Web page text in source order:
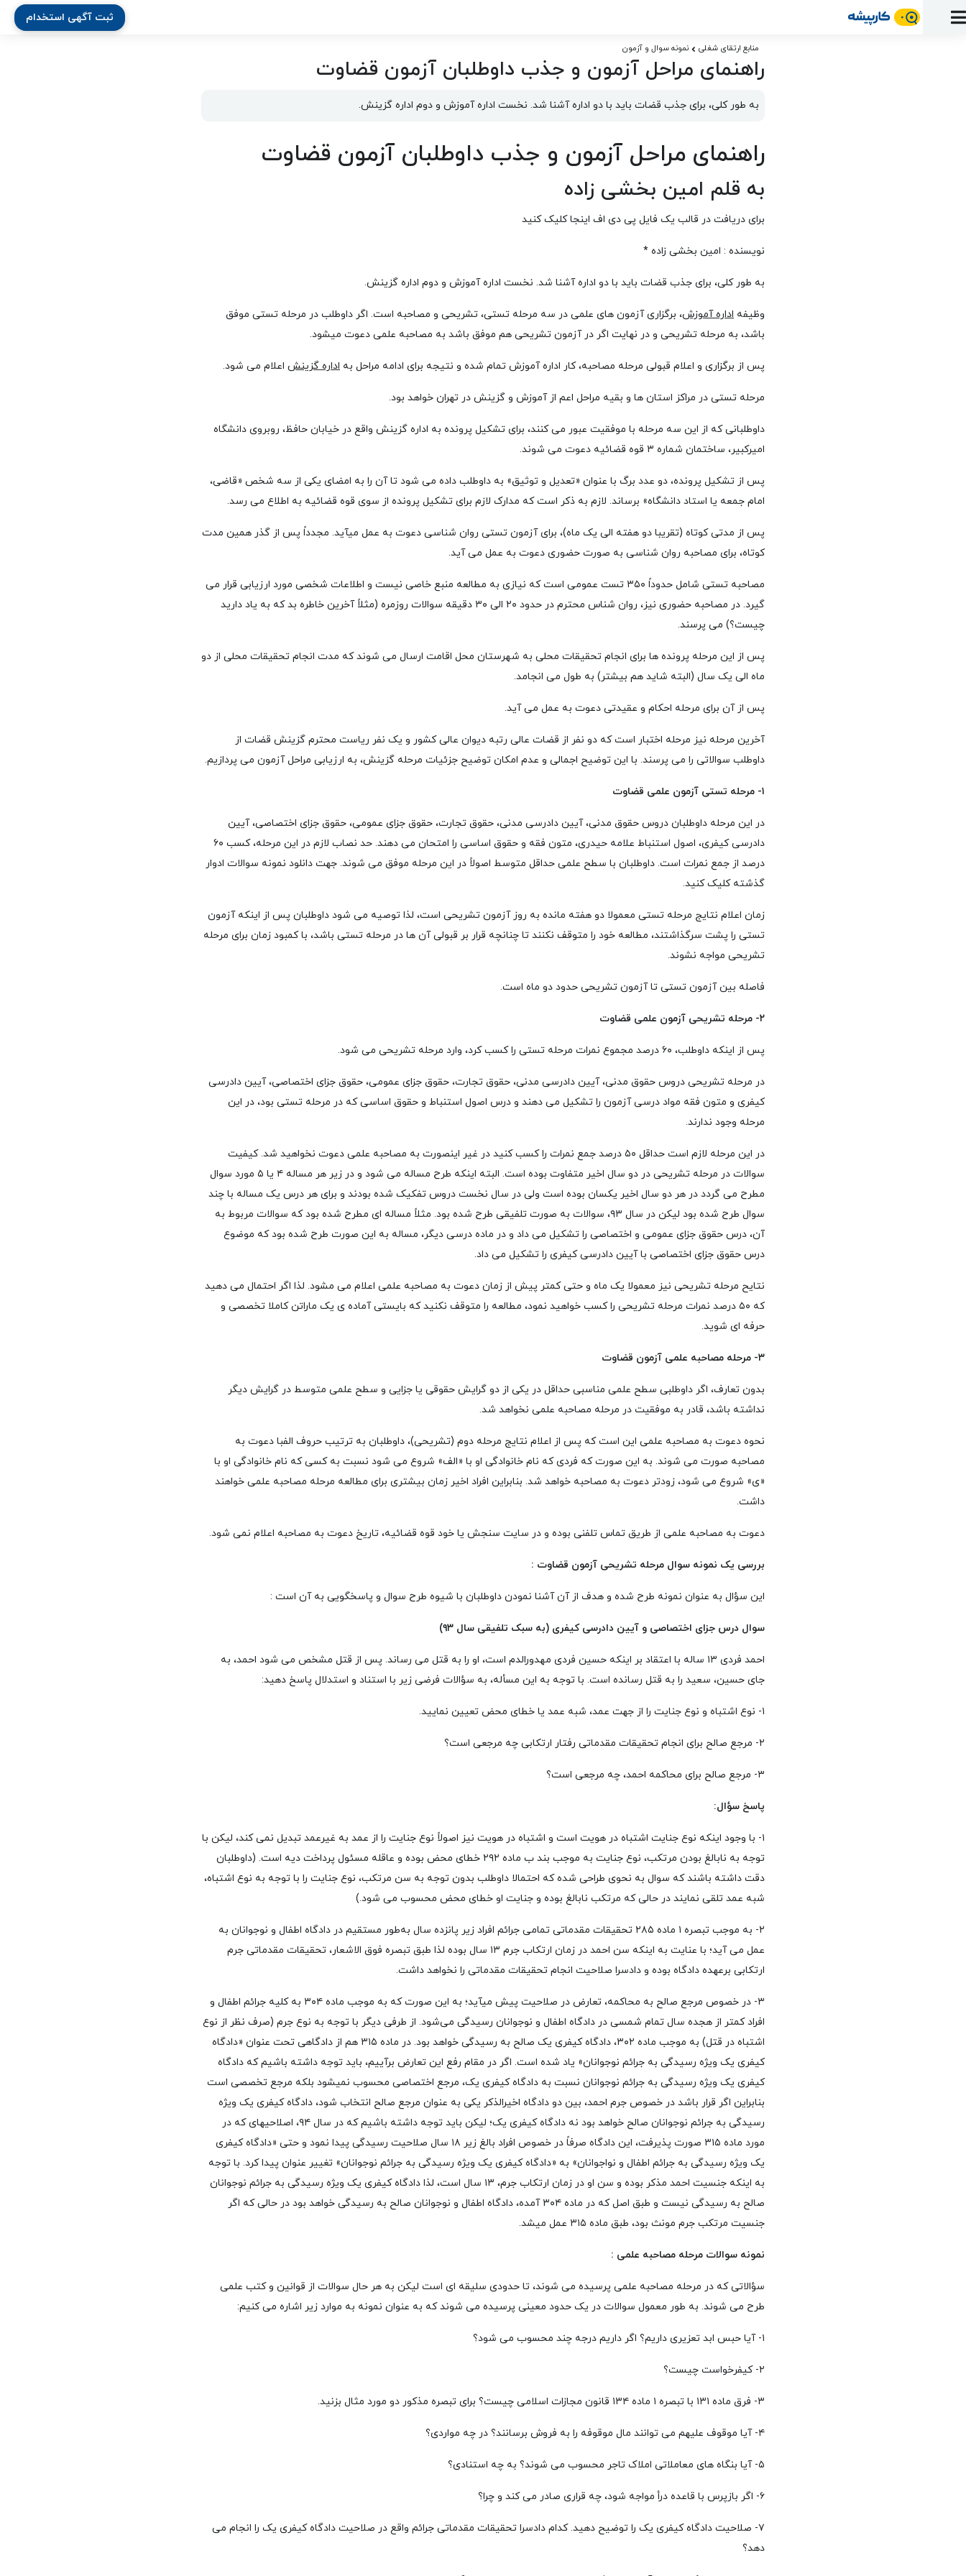
ثبت آگهی استخدام
منابع ارتقای شغلی نمونه سوال و آزمون
راهنمای مراحل آزمون و جذب داوطلبان آزمون قضاوت
به طور کلی، برای جذب قضات باید با دو اداره آشنا شد. نخست اداره آموزش و دوم اداره گزینش.
راهنمای مراحل آزمون و جذب داوطلبان آزمون قضاوت
به قلم امین بخشی زاده
برای دریافت در قالب یک فایل پی دی اف اینجا کلیک کنید
نویسنده : امین بخشی زاده *
به طور کلی، برای جذب قضات باید با دو اداره آشنا شد. نخست اداره آموزش و دوم اداره گزینش.
وظیفه اداره آموزش، برگزاری آزمون های علمی در سه مرحله تستی، تشریحی و مصاحبه است. اگر داوطلب در مرحله تستی موفق
باشد، به مرحله تشریحی و در نهایت اگر در آزمون تشریحی هم موفق باشد به مصاحبه علمی دعوت می­شود.
پس از برگزاری و اعلام قبولی مرحله مصاحبه، کار اداره آموزش تمام شده و نتیجه برای ادامه مراحل به اداره گزینش اعلام می شود.
مرحله تستی در مراکز استان ها و بقیه مراحل اعم از آموزش و گزینش در تهران خواهد بود.
داوطلبانی که از این سه مرحله با موفقیت عبور می کنند، برای تشکیل پرونده به اداره گزینش واقع در خیابان حافظ، روبروی دانشگاه
امیرکبیر، ساختمان شماره ۳ قوه قضائیه دعوت می شوند.
پس از تشکیل پرونده، دو عدد برگ با عنوان «تعدیل و توثیق» به داوطلب داده می شود تا آن را به امضای یکی از سه شخص «قاضی،
امام جمعه یا استاد دانشگاه» برساند. لازم به ذکر است که مدارک لازم برای تشکیل پرونده از سوی قوه قضائیه به اطلاع می رسد.
پس از مدتی کوتاه (تقریبا دو هفته الی یک ماه)، برای آزمون تستی روان شناسی دعوت به عمل می­آید. مجدداً پس از گذر همین مدت
کوتاه، برای مصاحبه روان شناسی به صورت حضوری دعوت به عمل می آید.
مصاحبه تستی شامل حدوداً ۳۵۰ تست عمومی است که نیازی به مطالعه منبع خاصی نیست و اطلاعات شخصی مورد ارزیابی قرار می
گیرد. در مصاحبه حضوری نیز، روان شناس محترم در حدود ۲۰ الی ۳۰ دقیقه سوالات روزمره (مثلاً آخرین خاطره بد که به یاد دارید
چیست؟) می پرسند.
پس از این مرحله پرونده ها برای انجام تحقیقات محلی به شهرستان محل اقامت ارسال می شوند که مدت انجام تحقیقات محلی از دو
ماه الی یک سال (البته شاید هم بیشتر) به طول می انجامد.
پس از آن برای مرحله احکام و عقیدتی دعوت به عمل می آید.
آخرین مرحله نیز مرحله اختبار است که دو نفر از قضات عالی رتبه دیوان عالی کشور و یک نفر ریاست محترم گزینش قضات از
داوطلب سوالاتی را می پرسند. با این توضیح اجمالی و عدم امکان توضیح جزئیات مرحله گزینش، به ارزیابی مراحل آزمون می پردازیم.
۱- مرحله تستی آزمون علمی قضاوت
در این مرحله داوطلبان دروس حقوق مدنی، آیین دادرسی مدنی، حقوق تجارت، حقوق جزای عمومی، حقوق جزای اختصاصی، آیین
دادرسی کیفری، اصول استنباط علامه حیدری، متون فقه و حقوق اساسی را امتحان می دهند. حد نصاب لازم در این مرحله، کسب ۶۰
درصد از جمع نمرات است. داوطلبان با سطح علمی حداقل متوسط اصولاً در این مرحله موفق می شوند. جهت دانلود نمونه سوالات ادوار
گذشتهکلیک کنید.
زمان اعلام نتایج مرحله تستی معمولا دو هفته مانده به روز آزمون تشریحی است، لذا توصیه می شود داوطلبان پس از اینکه آزمون
تستی را پشت سرگذاشتند، مطالعه خود را متوقف نکنند تا چنانچه قرار بر قبولی آن ها در مرحله تستی باشد، با کمبود زمان برای مرحله
تشریحی مواجه نشوند.
فاصله بین آزمون تستی تا آزمون تشریحی حدود دو ماه است.
۲- مرحله تشریحی آزمون علمی قضاوت
پس از اینکه داوطلب، ۶۰ درصد مجموع نمرات مرحله تستی را کسب کرد، وارد مرحله تشریحی می شود.
در مرحله تشریحی دروس حقوق مدنی، آیین دادرسی مدنی، حقوق تجارت، حقوق جزای عمومی، حقوق جزای اختصاصی، آیین دادرسی
کیفری و متون فقه مواد درسی آزمون را تشکیل می دهند و درس اصول استنباط و حقوق اساسی که در مرحله تستی بود، در این
مرحله وجود ندارند.
در این مرحله لازم است حداقل ۵۰ درصد جمع نمرات را کسب کنید در غیر اینصورت به مصاحبه علمی دعوت نخواهید شد. کیفیت
سوالات در مرحله تشریحی در دو سال اخیر متفاوت بوده است. البته اینکه طرح مساله می شود و در زیر هر مساله ۴ یا ۵ مورد سوال
مطرح می گردد در هر دو سال اخیر یکسان بوده است ولی در سال نخست دروس تفکیک شده بودند و برای هر درس یک مساله با چند
سوال طرح شده بود لیکن در سال ۹۳، سوالات به صورت تلفیقی طرح شده بود. مثلاً مساله ای مطرح شده بود که سوالات مربوط به
آن، درس حقوق جزای عمومی و اختصاصی را تشکیل می داد و در ماده درسی دیگر، مساله به این صورت طرح شده بود که موضوع
درس حقوق جزای اختصاصی با آیین دادرسی کیفری را تشکیل می داد.
نتایح مرحله تشریحی نیز معمولا یک ماه و حتی کمتر پیش از زمان دعوت به مصاحبه علمی اعلام می مشود. لذا اگر احتمال می دهید
که ۵۰ درصد نمرات مرحله تشریحی را کسب خواهید نمود، مطالعه را متوقف نکنید که بایستی آماده ی یک ماراتن کاملا تخصصی و
حرفه ای شوید.
۳- مرحله مصاحبه علمی آزمون قضاوت
بدون تعارف، اگر داوطلبی سطح علمی مناسبی حداقل در یکی از دو گرایش حقوقی یا جزایی و سطح علمی متوسط در گرایش دیگر
نداشته باشد، قادر به موفقیت در مرحله مصاحبه علمی نخواهد شد.
نحوه دعوت به مصاحبه علمی این است که پس از اعلام نتایج مرحله دوم (تشریحی)، داوطلبان به ترتیب حروف الفبا دعوت به
مصاحبه صورت می شوند. به این صورت که فردی که نام خانوادگی او با «الف» شروع می شود نسبت به کسی که نام خانوادگی او با
«ی» شروع می شود، زودتر دعوت به مصاحبه خواهد شد. بنابراین افراد اخیر زمان بیشتری برای مطالعه مرحله مصاحبه علمی خواهند
داشت.
دعوت به مصاحبه علمی از طریق تماس تلفنی بوده و در سایت سنجش یا خود قوه قضائیه، تاریخ دعوت به مصاحبه اعلام نمی شود.
بررسی یک نمونه سوال مرحله تشریحی آزمون قضاوت :
این سؤال به عنوان نمونه طرح شده و هدف از آن آشنا نمودن داوطلبان با شیوه طرح سوال و پاسخگویی به آن است :
سوال درس جزای اختصاصی و آیین دادرسی کیفری (به سبک تلفیقی سال ۹۳)
احمد فردی ۱۳ ساله با اعتقاد بر اینکه حسین فردی مهدورالدم است، او را به قتل می رساند. پس از قتل مشخص می شود احمد، به
جای حسین، سعید را به قتل رسانده است. با توجه به این مسأله، به سؤالات فرضی زیر با استناد و استدلال پاسخ دهید:
۱- نوع اشتباه و نوع جنایت را از جهت عمد، شبه عمد یا خطای محض تعیین نمایید.
۲- مرجع صالح برای انجام تحقیقات مقدماتی رفتار ارتکابی چه مرجعی است؟
۳- مرجع صالح برای محاکمه احمد، چه مرجعی است؟
پاسخ سؤال:
۱- با وجود اینکه نوع جنایت اشتباه در هویت است و اشتباه در هویت نیز اصولاً نوع جنایت را از عمد به غیرعمد تبدیل نمی کند، لیکن با
توجه به نابالغ بودن مرتکب، نوع جنایت به موجب بند ب ماده ۲۹۲
خطای محض بوده و عاقله مسئول پرداخت دیه است. (داوطلبان
دقت داشته باشند که سوال به نحوی طراحی شده که احتمالا داوطلب بدون توجه به سن مرتکب، نوع جنایت را با توجه به نوع اشتباه،
شبه عمد تلقی نمایند در حالی که مرتکب نابالغ بوده و جنایت او خطای محض محسوب می شود.)
۲- به موجب تبصره ۱ ماده ۲۸۵
تحقیقات مقدماتی تمامی جرائم افراد زیر پانزده سال به‌طور مستقیم در دادگاه اطفال و نوجوانان به
عمل می­ آید؛ با عنایت به اینکه سن احمد در زمان ارتکاب جرم ۱۳ سال بوده لذا طبق تبصره فوق­ الاشعار، تحقیقات مقدماتی جرم
ارتکابی برعهده دادگاه بوده و دادسرا صلاحیت انجام تحقیقات مقدماتی را نخواهد داشت.
۳- در خصوص مرجع صالح به محاکمه، تعارض در صلاحیت پیش می­آید؛ به این صورت که به موجب ماده ۳۰۴ به کلیه جرائم اطفال و
افراد کمتر از هجده سال تمام شمسی در دادگاه اطفال و نوجوانان رسیدگی می‌شود. از طرفی دیگر با توجه به نوع جرم (صرف نظر از نوع
اشتباه در قتل) به موجب ماده ۳۰۲، دادگاه کیفری یک صالح به رسیدگی خواهد بود. در ماده ۳۱۵ هم از دادگاهی تحت عنوان «دادگاه
کیفری یک ویژه رسیدگی به جرائم نوجوانان» یاد شده است. اگر در مقام رفع این تعارض برآییم، باید توجه داشته باشیم که دادگاه
کیفری یک ویژه رسیدگی به جرائم نوجوانان نسبت به دادگاه کیفری یک، مرجع اختصاصی محسوب نمی­شود بلکه مرجع تخصصی است
بنابراین اگر قرار باشد در خصوص جرم احمد، بین دو دادگاه اخیرالذکر یکی به عنوان مرجع صالح انتخاب شود، دادگاه کیفری یک ویژه
رسیدگی به جرائم نوجوانان صالح خواهد بود نه دادگاه کیفری یک؛ لیکن باید توجه داشته باشیم که در سال ۹۴، اصلاحیه­ای که در
مورد ماده ۳۱۵ صورت پذیرفت، این دادگاه صرفاً در خصوص افراد بالغ زیر ۱۸ سال صلاحیت رسیدگی پیدا نمود و حتی «دادگاه کیفری
یک ویژه رسیدگی به جرائم اطفال و نواجوانان» به «دادگاه کیفری یک ویژه رسیدگی به جرائم نوجوانان» تغییر عنوان پیدا کرد. با توجه
به اینکه جنسیت احمد مذکر بوده و سن او در زمان ارتکاب جرم، ۱۳ سال است، لذا دادگاه کیفری یک ویژه رسیدگی به جرائم نوجوانان
صالح به رسیدگی نیست و طبق اصل که در ماده ۳۰۴ آمده، دادگاه اطفال و نوجوانان صالح به رسیدگی خواهد بود در حالی که اگر
جنسیت مرتکب جرم مونث بود، طبق ماده ۳۱۵ عمل می­شد.
نمونه سوالات مرحله مصاحبه علمی :
سؤالاتی که در مرحله مصاحبه علمی پرسیده می شوند، تا حدودی سلیقه ای است لیکن به هر حال سوالات از قوانین و کتب علمی
طرح می شوند. به طور معمول سوالات در یک حدود معینی پرسیده می شوند که به عنوان نمونه به موارد زیر اشاره می کنیم:
۱- آیا حبس ابد تعزیری داریم؟ اگر داریم درجه چند محسوب می شود؟
۲- کیفرخواست چیست؟
۳- فرق ماده ۱۳۱ با تبصره ۱ ماده ۱۳۴ قانون مجازات اسلامی چیست؟ برای تبصره مذکور دو مورد مثال بزنید.
۴- آیا موقوف علیهم می توانند مال موقوفه را به فروش برسانند؟ در چه مواردی؟
۵- آیا بنگاه های معاملاتی املاک تاجر محسوب می شوند؟ به چه استنادی؟
۶- اگر بازپرس با قاعده درأ مواجه شود، چه قراری صادر می کند و چرا؟
۷- صلاحیت دادگاه کیفری یک را توضیح دهید. کدام دادسرا تحقیقات مقدماتی جرائم واقع در صلاحیت دادگاه کیفری یک را انجام می
دهد؟